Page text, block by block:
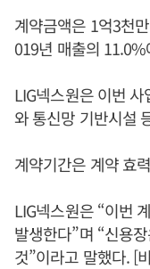
계약금액은 1억3천
019년 매출의
LIG넥스원은 이번
와 통신망 기반시설
계약기간은 계약 효
LIG넥스원은 “이번
발생한다”며 “신용
것”이라고 말했다. [